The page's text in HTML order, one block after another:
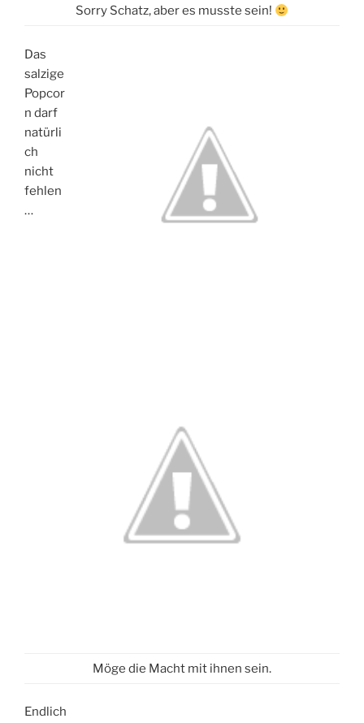
Sorry Schatz, aber es musste sein!
Das
salzige
Popcor
n darf
natürli
ch
nicht
fehlen
…
Möge die Macht mit ihnen sein.
Endlich